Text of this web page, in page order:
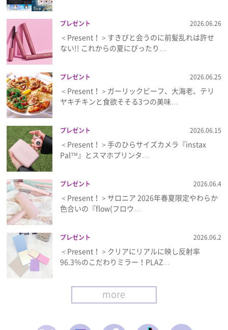
プレゼント 2026.06.26
＜Present！＞すきぴと会うのに前髪乱れは許せ
ない!! これからの夏にぴったり…
プレゼント 2026.06.25
＜Present！＞ガーリックビーフ、大海老、テリ
ヤキチキンと食欲そそる3つの美味…
プレゼント 2026.06.15
＜Present！＞手のひらサイズカメラ『instax
Pal™』とスマホプリンタ…
プレゼント 2026.06.4
＜Present！＞サロニア 2026年春夏限定やわらか
色合いの『flow(フロウ…
プレゼント 2026.06.2
＜Present！＞クリアにリアルに映し反射率
96.3％のこだわりミラー！PLAZ…
more